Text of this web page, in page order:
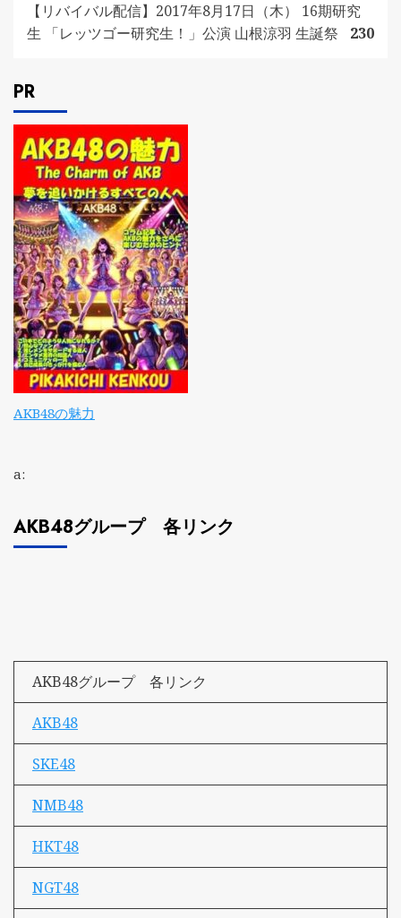
【リバイバル配信】2017年8月17日（木） 16期研究
生 「レッツゴー研究生！」公演 山根涼羽 生誕祭
230
PR
AKB48の魅力
a:
AKB48グループ 各リンク
AKB48グループ 各リンク
AKB48
SKE48
NMB48
HKT48
NGT48